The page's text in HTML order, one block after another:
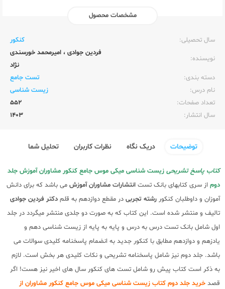
مشخصات محصول
سال تحصیلی:‌
کنکور
نویسنده:‌
فردین جوادی ، امیرمحمد خورسندی
نژاد
دسته بندی:
تست جامع
نام درس:
زیست شناسی
تعداد صفحات:‌
552
سال انتشار:‌
1403
توضیحات دریک نگاه نظرات کاربران تحلیل شما
کتاب پاسخ تشریحی زیست شناسی میکی موس جامع کنکور مشاوران آموزش جلد
دوم از سری کتابهای بانک تست انتشارات مشاوران آموزش می باشد که برای دانش
آموزان و داوطلبان کنکور رشته تجربی در مقطع دوازدهم به قلم دکتر فردین جوادی
تالیف و منتشر شده است. این کتاب که به صورت دو جلدی منتشر میگردد در جلد
اول شامل بانک تست درس به درس و پایه به پایه از زیست شناسی دهم و
یادزهم و دوازدهم مطابق با کنکور جدید به انضمام پاسخنامه کلیدی سوالات می
باشد. جلد دوم نیز شامل پاسخنامه تشریحی و نکات کلیدی هر بخش است. لازم
به ذکر است کتاب پیش رو شامل تست های کنکور سال های اخیر نیز هست! اگر
قصد خرید جلد دوم کتاب زیست شناسی میکی موس جامع کنکور مشاوران از